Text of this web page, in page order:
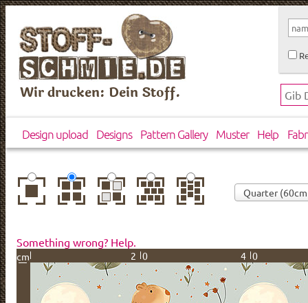
Wir drucken: Dein Stoff.
Design upload Designs Pattern Gallery Muster Help
center basic mirror brick drop
Something wrong? Help.
cm 20 40